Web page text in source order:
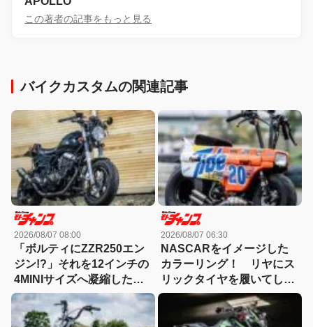
この著者の記事をもっと見る
バイクカスタムの関連記事
2026/08/07 08:00
「ボルティにZZR250エン
ジン!?」それを12インチの
4MINIサイズへ凝縮した異
端カスタム
2026/08/07 06:30
NASCARをイメージした
カラーリング！ リヤにス
リックタイヤを履いてしま
ったモトコンポ！